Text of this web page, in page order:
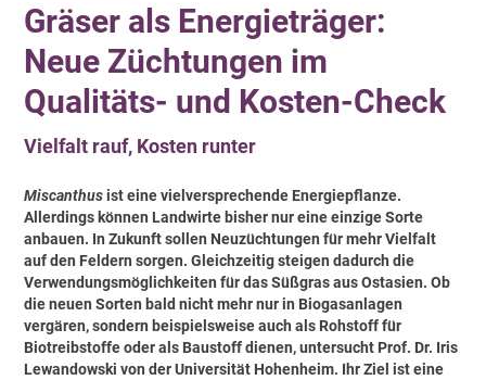
Gräser als Energieträger:
Neue Züchtungen im
Qualitäts- und Kosten-Check
Vielfalt rauf, Kosten runter
Miscanthusist eine vielversprechende Energiepflanze.
Allerdings können Landwirte bisher nur eine einzige Sorte
anbauen. In Zukunft sollen Neuzüchtungen für mehr Vielfalt
auf den Feldern sorgen. Gleichzeitig steigen dadurch die
Verwendungsmöglichkeiten für das Süßgras aus Ostasien. Ob
die neuen Sorten bald nicht mehr nur in Biogasanlagen
vergären, sondern beispielsweise auch als Rohstoff für
Biotreibstoffe oder als Baustoff dienen, untersucht Prof. Dr. Iris
Lewandowski von der Universität Hohenheim. Ihr Ziel ist eine